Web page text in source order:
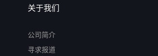
关于我们
公司简介
寻求报道